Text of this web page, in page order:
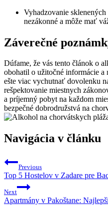
Vyhadzovanie
nezákonné a môže mať
Záverečné
Dúfame, že vás tento článok o
obohatil o užitočné informácie
ešte viac vychutnať dovolenku
rešpektovanie miestnych
a príjemný pobyt na každom
bezpečné dobrodružstvá na
Navigácia v článku
Previous
Top 5 Hostelov v Zadare pre
Next
Apartmány v Pakoštane: